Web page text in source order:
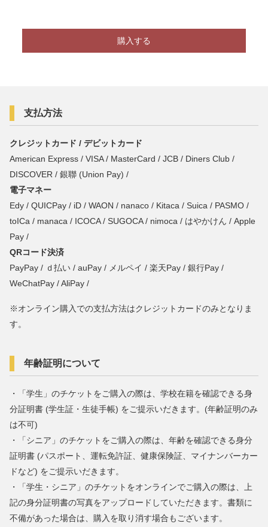
購入する
支払方法
クレジットカード / デビットカード
American Express / VISA / MasterCard / JCB / Diners Club /
DISCOVER / 銀聯 (Union Pay) /
電子マネー
Edy / QUICPay / iD / WAON / nanaco / Kitaca / Suica / PASMO /
toICa / manaca / ICOCA / SUGOCA / nimoca / はやかけん / Apple
Pay /
QRコード決済
PayPay / ｄ払い / auPay / メルペイ / 楽天Pay / 銀行Pay /
WeChatPay / AliPay /
※オンライン購入での支払方法はクレジットカードのみとなりま
す。
年齢証明について
・「学生」のチケットをご購入の際は、学校在籍を確認できる身
分証明書 (学生証・生徒手帳) をご提示いだきます。(年齢証明のみ
は不可)
・「シニア」のチケットをご購入の際は、年齢を確認できる身分
証明書 (パスポート、運転免許証、健康保険証、マイナンバーカー
ドなど) をご提示いだきます。
・「学生・シニア」のチケットをオンラインでご購入の際は、上
記の身分証明書の写真をアップロードしていただきます。書類に
不備があった場合は、購入を取り消す場合もございます。